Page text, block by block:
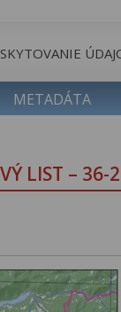
METADÁTA
LIST – 36-